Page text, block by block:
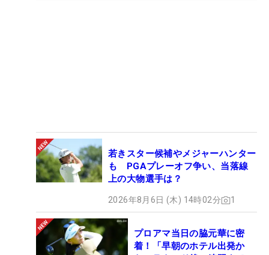
若きスター候補やメジャーハンター
も PGAプレーオフ争い、当落線
上の大物選手は？
2026年8月6日 (木) 14時02分 1
プロアマ当日の脇元華に密
着！「早朝のホテル出発か